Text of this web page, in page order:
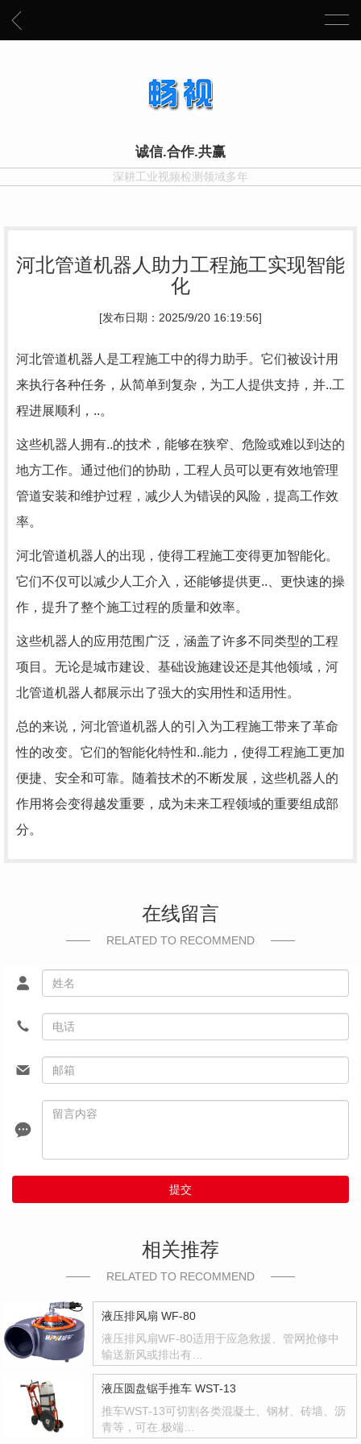
诚信.合作.共赢
深耕工业视频检测领域多年
河北管道机器人助力工程施工实现智能
化
[发布日期：2025/9/20 16:19:56]
河北管道机器人是工程施工中的得力助手。它们被设计用
来执行各种任务，从简单到复杂，为工人提供支持，并..工
程进展顺利，..。
这些机器人拥有..的技术，能够在狭窄、危险或难以到达的
地方工作。通过他们的协助，工程人员可以更有效地管理
管道安装和维护过程，减少人为错误的风险，提高工作效
率。
河北管道机器人的出现，使得工程施工变得更加智能化。
它们不仅可以减少人工介入，还能够提供更..、更快速的操
作，提升了整个施工过程的质量和效率。
这些机器人的应用范围广泛，涵盖了许多不同类型的工程
项目。无论是城市建设、基础设施建设还是其他领域，河
北管道机器人都展示出了强大的实用性和适用性。
总的来说，河北管道机器人的引入为工程施工带来了革命
性的改变。它们的智能化特性和..能力，使得工程施工更加
便捷、安全和可靠。随着技术的不断发展，这些机器人的
作用将会变得越发重要，成为未来工程领域的重要组成部
分。
在线留言
RELATED TO RECOMMEND
提交
相关推荐
RELATED TO RECOMMEND
液压排风扇 WF-80
液压排风扇WF-80适用于应急救援、管网抢修中
输送新风或排出有…
液压圆盘锯手推车 WST-13
推车WST-13可切割各类混凝土、钢材、砖墙、沥
青等，可在.极端…